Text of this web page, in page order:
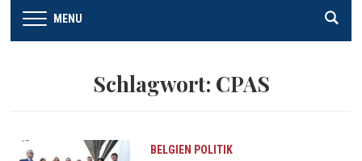
MENU
Schlagwort: CPAS
BELGIEN POLITIK